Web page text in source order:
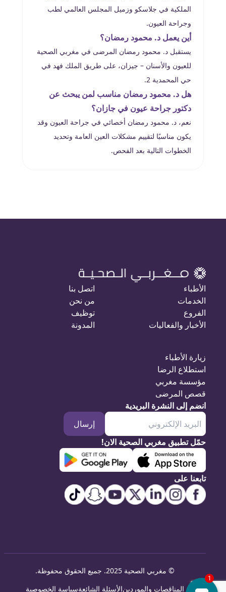
الملكية في جلاسكو وزميل المجلس العالمي لطب
وجراحة العيون.
أين يعمل د. محمود رمضان؟
يستقبل د. محمود رمضان المرضى في مغربي الصحية
للعيون والأسنان – جيزان، على طريق الملك فهد في
حي المحمدية 2.
هل د. محمود رمضان مناسب لمن يبحث عن
دكتور جراحة عيون في جازان؟
نعم، د. محمود رمضان أخصائي في جراحة العيون وقد
يكون مناسبًا لتقييم مشكلات العين العامة وتحديد
الخطوات التالية بعد الفحص.
الأطباء
الخدمات
الفروع
الأخبار والفعاليات
اتصل بنا
من نحن
توظيف
المدونة
زيارة الأطباء
استطلاع الرضا
مؤسسة مغربي
قصص المرضى
انضم إلى النشرة البريدية
إرسال
حمّل تطبيق مغربي الصحية الان!
تابعنا على
© مغربي الصحية 2025. جميع الحقوق محفوظة
.
المناقصات والموردينالأسئلة الشائعةسياسة الخصوصية